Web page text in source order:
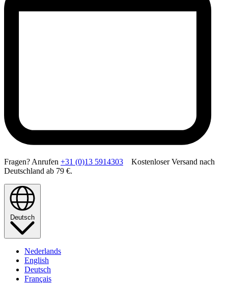
Fragen? Anrufen +31 (0)13 5914303 Kostenloser Versand nach
Deutschland ab 79 €.
Deutsch
Nederlands
English
Deutsch
Français